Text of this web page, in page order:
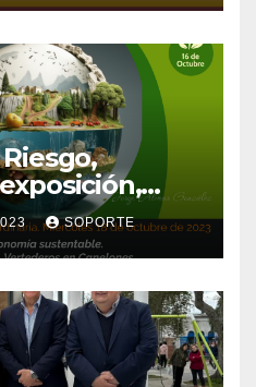
agua
humano.
SOPORTE